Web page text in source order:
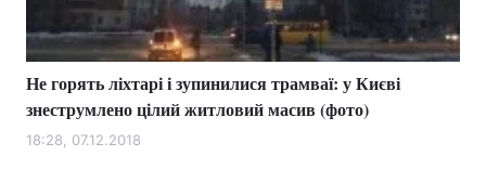
Не горять ліхтарі і зупинилися трамваї: у Києві
знеструмлено цілий житловий масив (фото)
18:28, 07.12.2018